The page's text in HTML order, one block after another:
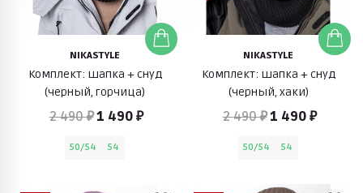
NIKASTYLE
Комплект: шапка + снуд
(черный, горчица)
2 490 ₽1 490 ₽
50/54 54
NIKASTYLE
Комплект: шапка + снуд
(черный, хаки)
2 490 ₽1 490 ₽
50/54 54